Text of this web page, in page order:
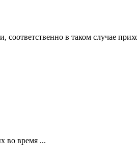
в таком случае
во время ...